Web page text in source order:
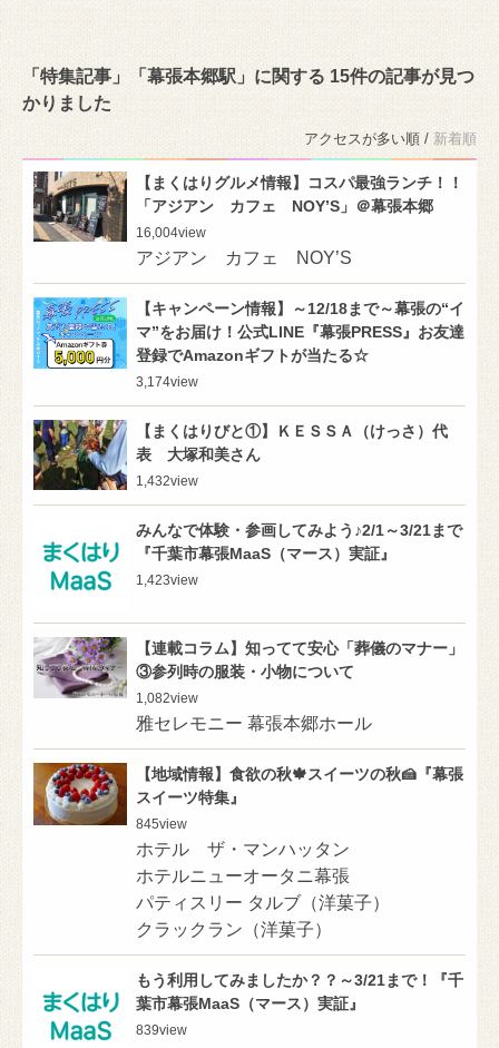
「特集記事」「幕張本郷駅」に関する 15件の記事が見つ
かりました
アクセスが多い順 / 新着順
【まくはりグルメ情報】コスパ最強ランチ！！
「アジアン カフェ NOY’S」＠幕張本郷
16,004view
アジアン カフェ NOY’S
【キャンペーン情報】～12/18まで～幕張の“イ
マ”をお届け！公式LINE『幕張PRESS』お友達
登録でAmazonギフトが当たる☆
3,174view
【まくはりびと①】ＫＥＳＳＡ（けっさ）代
表 大塚和美さん
1,432view
みんなで体験・参画してみよう♪2/1～3/21まで
『千葉市幕張MaaS（マース）実証』
1,423view
【連載コラム】知ってて安心「葬儀のマナー」
③参列時の服装・小物について
1,082view
雅セレモニー 幕張本郷ホール
【地域情報】食欲の秋🍁スイーツの秋🍰『幕張
スイーツ特集』
845view
ホテル ザ・マンハッタン
ホテルニューオータニ幕張
パティスリー タルブ（洋菓子）
クラックラン（洋菓子）
もう利用してみましたか？？～3/21まで！『千
葉市幕張MaaS（マース）実証』
839view